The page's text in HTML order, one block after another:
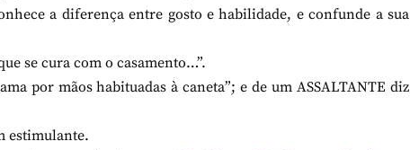
a diferença entre gosto e habilidade, e confunde a sua
se cura com o casamento…”.
por mãos habituadas à caneta”; e de um ASSALTANTE diz
estimulante.